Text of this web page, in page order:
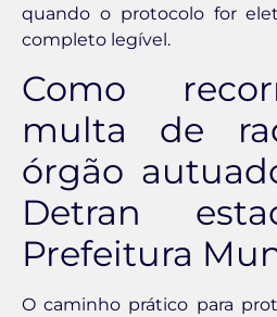
quando o protocolo for
completo legível.
Como
multa de
órgão
Detran
Prefeitura
O caminho prático para